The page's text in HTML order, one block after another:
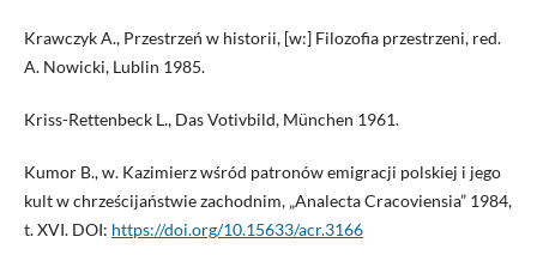
Krawczyk A., Przestrzeń w historii, [w:] Filozofia przestrzeni, red.
A. Nowicki, Lublin 1985.
Kriss-Rettenbeck L., Das Votivbild, München 1961.
Kumor B., w. Kazimierz wśród patronów emigracji polskiej i jego
kult w chrześcijaństwie zachodnim, „Analecta Cracoviensia” 1984,
t. XVI. DOI: https://doi.org/10.15633/acr.3166